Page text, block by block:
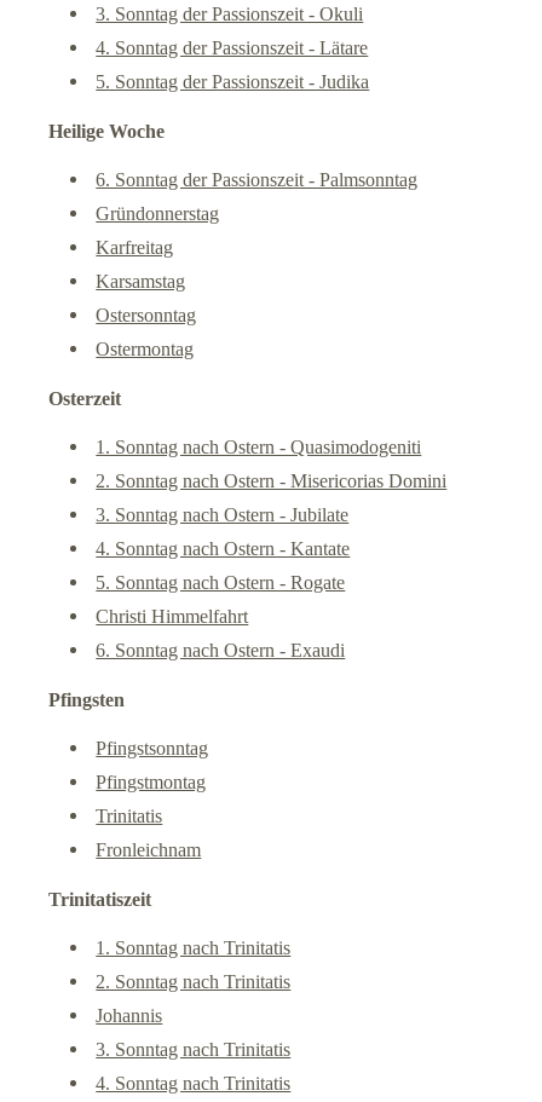
3. Sonntag der Passionszeit - Okuli
4. Sonntag der Passionszeit - Lätare
5. Sonntag der Passionszeit - Judika
Heilige Woche
6. Sonntag der Passionszeit - Palmsonntag
Gründonnerstag
Karfreitag
Karsamstag
Ostersonntag
Ostermontag
Osterzeit
1. Sonntag nach Ostern - Quasimodogeniti
2. Sonntag nach Ostern - Misericorias Domini
3. Sonntag nach Ostern - Jubilate
4. Sonntag nach Ostern - Kantate
5. Sonntag nach Ostern - Rogate
Christi Himmelfahrt
6. Sonntag nach Ostern - Exaudi
Pfingsten
Pfingstsonntag
Pfingstmontag
Trinitatis
Fronleichnam
Trinitatiszeit
1. Sonntag nach Trinitatis
2. Sonntag nach Trinitatis
Johannis
3. Sonntag nach Trinitatis
4. Sonntag nach Trinitatis